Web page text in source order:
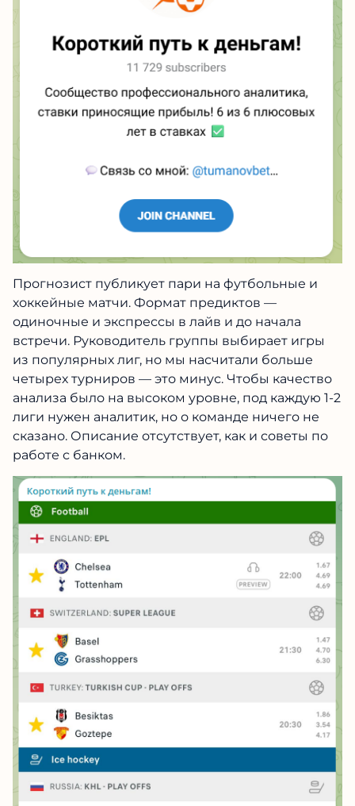
Прогнозист публикует пари на футбольные и
хоккейные матчи. Формат предиктов —
одиночные и экспрессы в лайв и до начала
встречи. Руководитель группы выбирает игры
из популярных лиг, но мы насчитали больше
четырех турниров — это минус. Чтобы качество
анализа было на высоком уровне, под каждую 1-2
лиги нужен аналитик, но о команде ничего не
сказано. Описание отсутствует, как и советы по
работе с банком.